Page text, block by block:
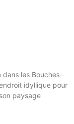
les Bouches-
idyllique pour
paysage